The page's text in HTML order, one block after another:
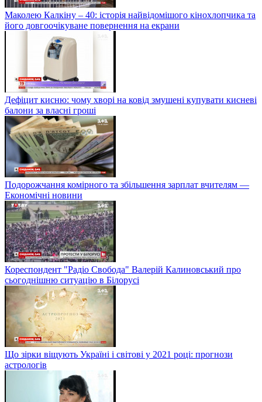
Маколею Калкіну – 40: історія найвідомішого кінохлопчика та
його довгоочікуване повернення на екрани
Дефіцит кисню: чому хворі на ковід змушені купувати кисневі
балони за власні гроші
Подорожчання комірного та збільшення зарплат вчителям —
Економічні новини
Кореспондент "Радіо Свобода" Валерій Калиновський про
сьогоднішню ситуацію в Білорусі
Що зірки віщують Україні і світові у 2021 році: прогнози
астрологів